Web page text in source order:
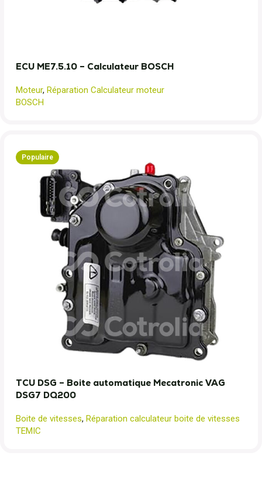
ECU ME7.5.10 – Calculateur BOSCH
Moteur, Réparation Calculateur moteur
BOSCH
Populaire
TCU DSG – Boite automatique Mecatronic VAG
DSG7 DQ200
Boite de vitesses, Réparation calculateur boite de vitesses
TEMIC